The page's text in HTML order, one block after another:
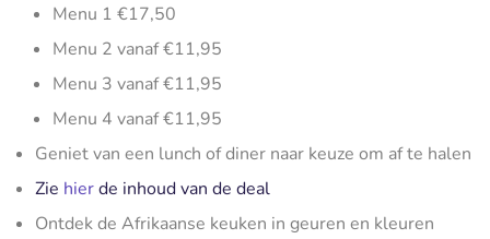
Menu 1 €17,50
Menu 2 vanaf €11,95
Menu 3 vanaf €11,95
Menu 4 vanaf €11,95
Geniet van een lunch of diner naar keuze om af te halen
Zie hierde inhoud van de deal
Ontdek de Afrikaanse keuken in geuren en kleuren